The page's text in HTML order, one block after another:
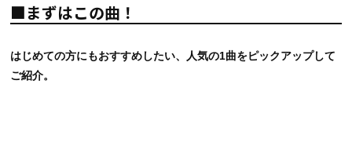
■まずはこの曲！
はじめての方にもおすすめしたい、人気の1曲をピックアップして
ご紹介。